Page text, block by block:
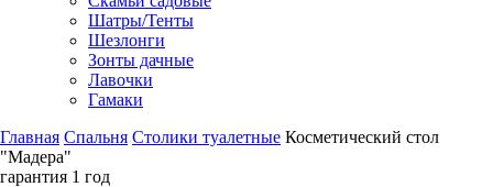
Шатры/Тенты
Шезлонги
Зонты дачные
Лавочки
Гамаки
Главная Спальня Столики туалетные Косметический стол
"Мадера"
гарантия 1 год